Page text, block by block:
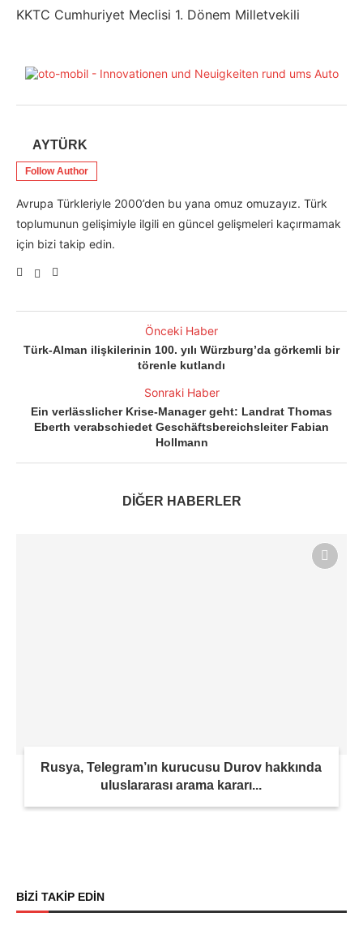
KKTC Cumhuriyet Meclisi 1. Dönem Milletvekili
AYTÜRK
Follow Author
Avrupa Türkleriyle 2000’den bu yana omuz omuzayız. Türk
toplumunun gelişimiyle ilgili en güncel gelişmeleri kaçırmamak
için bizi takip edin.
Önceki Haber
Türk-Alman ilişkilerinin 100. yılı Würzburg’da görkemli bir
törenle kutlandı
Sonraki Haber
Ein verlässlicher Krise-Manager geht: Landrat Thomas
Eberth verabschiedet Geschäftsbereichsleiter Fabian
Hollmann
DİĞER HABERLER
Rusya, Telegram’ın kurucusu Durov hakkında
uluslararası arama kararı...
BİZİ TAKİP EDİN